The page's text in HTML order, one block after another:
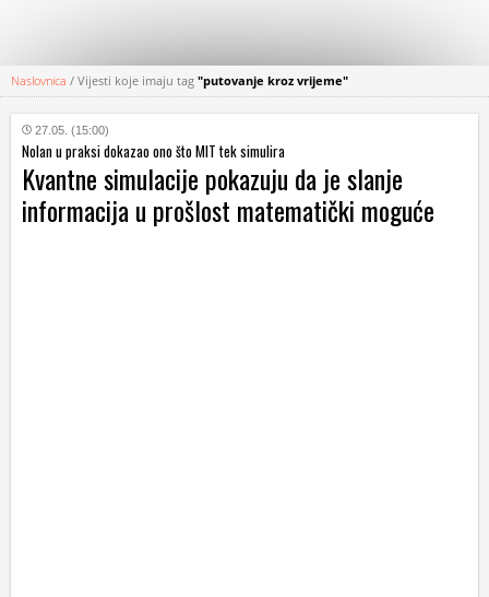
KATEGORIJE
HRVATSKI
WEB
Naslovnica / Vijesti koje imaju tag "putovanje kroz vrijeme"
27.05. (15:00)
Nolan u praksi dokazao ono što MIT tek simulira
Kvantne simulacije pokazuju da je slanje
informacija u prošlost matematički moguće